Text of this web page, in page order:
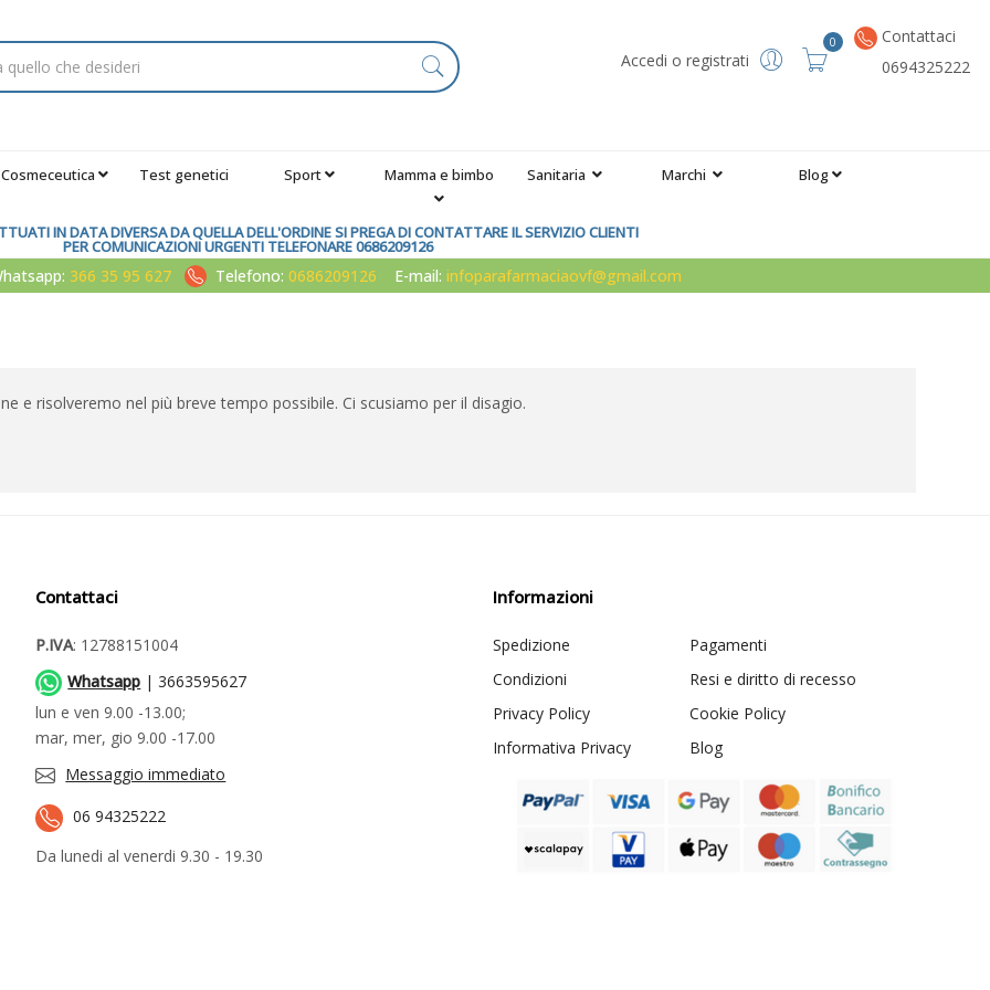
Accedi o registrati
0
Contattaci
0694325222
Cosmeceutica Test genetici Sport Mamma e bimbo Sanitaria Marchi Blog
IN DATA DIVERSA DA QUELLA DELL'ORDINE SI PREGA DI CONTATTARE IL SERVIZIO CLIENTI
PER COMUNICAZIONI URGENTI TELEFONARE 0686209126
366 35 95 627 Telefono:0686209126 E-mail:infoparafarmaciaovf@gmail.com
e risolveremo nel più breve tempo possibile. Ci scusiamo per il disagio.
Contattaci
P.IVA: 12788151004
Whatsapp | 3663595627
lun e ven 9.00 -13.00;
mar, mer, gio 9.00 -17.00
Messaggio immediato
06 94325222
Da lunedi al venerdi 9.30 - 19.30
Informazioni
Spedizione
Pagamenti
Condizioni
Resi e diritto di recesso
Privacy Policy
Cookie Policy
Informativa Privacy
Blog